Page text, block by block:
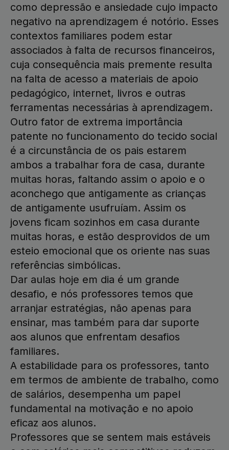
como depressão e ansiedade cujo impacto
negativo na aprendizagem é notório. Esses
contextos familiares podem estar
associados à falta de recursos financeiros,
cuja consequência mais premente resulta
na falta de acesso a materiais de apoio
pedagógico, internet, livros e outras
ferramentas necessárias à aprendizagem.
Outro fator de extrema importância
patente no funcionamento do tecido social
é a circunstância de os pais estarem
ambos a trabalhar fora de casa, durante
muitas horas, faltando assim o apoio e o
aconchego que antigamente as crianças
de antigamente usufruíam. Assim os
jovens ficam sozinhos em casa durante
muitas horas, e estão desprovidos de um
esteio emocional que os oriente nas suas
referências simbólicas.
Dar aulas hoje em dia é um grande
desafio, e nós professores temos que
arranjar estratégias, não apenas para
ensinar, mas também para dar suporte
aos alunos que enfrentam desafios
familiares.
A estabilidade para os professores, tanto
em termos de ambiente de trabalho, como
de salários, desempenha um papel
fundamental na motivação e no apoio
eficaz aos alunos.
Professores que se sentem mais estáveis